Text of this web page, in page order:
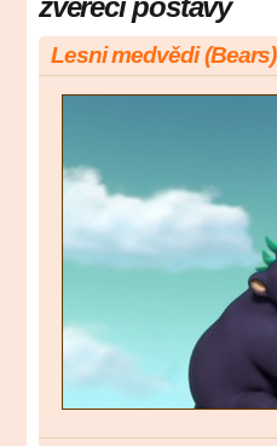
zvéřecí postavy
Lesni medvědi (Bears)